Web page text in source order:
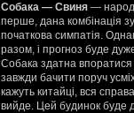
Собака — Свиня —
перше, дана комбінація
початкова симпатія.
разом, і прогноз буде
Собака здатна впоратися
завжди бачити поруч
кажуть китайці, вся
вийде. Цей будинок буде